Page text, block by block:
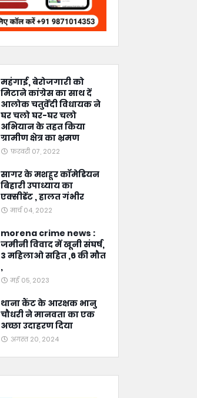
महंगाई, बेरोजगारी को
मिटाने कांग्रेस का साथ दें
आलोक चतुर्वेदी विधायक ने
घर चलो घर-घर चलो
अभियान के तहत किया
ग्रामीण क्षेत्र का भ्रमण
फ़रवरी 07, 2022
सागर के मशहूर कॉमेडियन
बिहारी उपाध्याय का
एक्सीडेंट , हालत गंभीर
मार्च 04, 2022
morena crime news :
जमीनी विवाद में खूनी संघर्ष,
3 महिलाओ सहित ,6 की मौत
,
मई 05, 2023
थाना कैंट के आरक्षक भानु
चौधरी ने मानवता का एक
अच्छा उदाहरण दिया
अगस्त 20, 2024